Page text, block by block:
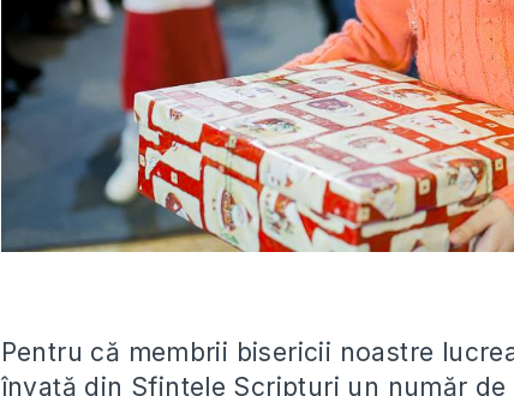
Pentru că membrii bisericii noastre
învață din Sfintele Scripturi un număr